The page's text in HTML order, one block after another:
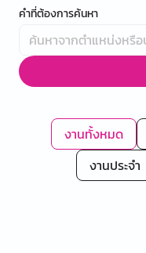
คำที่ต้องการค้นหา
งานทั้งหมด
งานประจำ